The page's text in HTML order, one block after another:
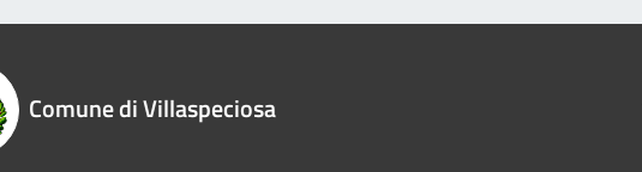
Comune di Villaspeciosa